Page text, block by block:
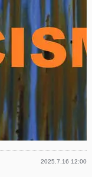
2025.7.16 12:00